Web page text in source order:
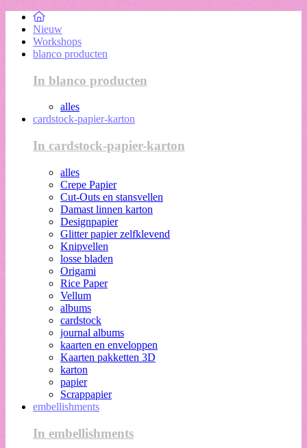
Nieuw
Workshops
blanco producten
In blanco producten
alles
cardstock-papier-karton
In cardstock-papier-karton
alles
Crepe Papier
Cut-Outs en stansvellen
Damast linnen karton
Designpapier
Glitter papier zelfklevend
Knipvellen
losse bladen
Origami
Rice Paper
Vellum
albums
cardstock
journal albums
kaarten en enveloppen
Kaarten pakketten 3D
karton
papier
Scrappapier
embellishments
In embellishments